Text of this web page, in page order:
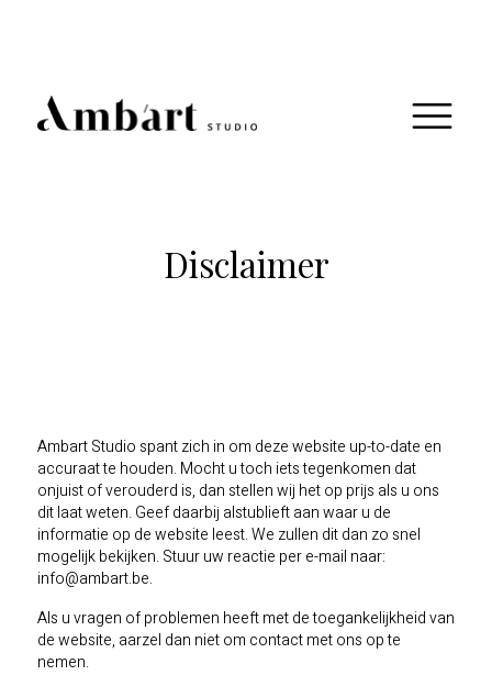
Disclaimer
Ambart Studio spant zich in om deze website up-to-date en
accuraat te houden. Mocht u toch iets tegenkomen dat
onjuist of verouderd is, dan stellen wij het op prijs als u ons
dit laat weten. Geef daarbij alstublieft aan waar u de
informatie op de website leest. We zullen dit dan zo snel
mogelijk bekijken. Stuur uw reactie per e-mail naar:
eb.trabma@ofni.
Als u vragen of problemen heeft met de toegankelijkheid van
de website, aarzel dan niet om contact met ons op te
nemen.